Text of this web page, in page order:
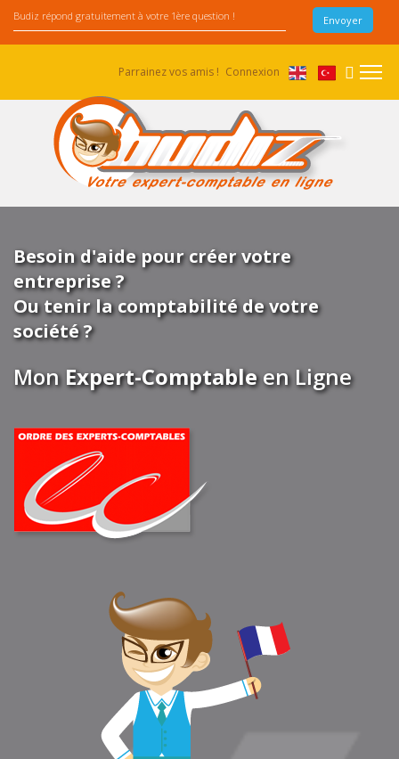
Parrainez vos amis ! Connexion
Besoin d'aide pour créer votre
entreprise ?
Ou tenir la comptabilité de votre
société ?
MonExpert-Comptableen Ligne